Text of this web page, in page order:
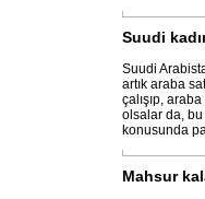
Suudi
Suudi
artık araba
çalışıp,
olsalar da, bu
konusunda
Mahsur